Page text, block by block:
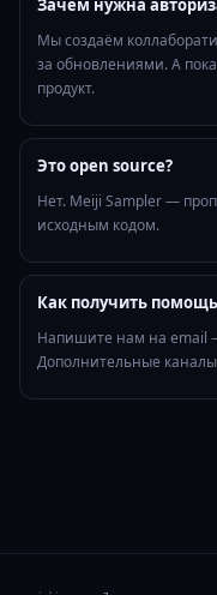
Зачем нужна
Мы создаём
за обновлениями. А
продукт.
Это open source?
Нет. Meiji Sampler —
исходным кодом.
Как получить
Напишите нам на email
Дополнительные